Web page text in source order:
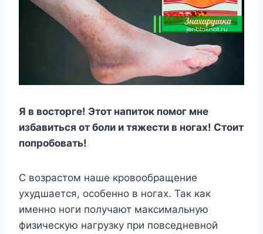
Я в восторге! Этот напиток помог мне
избавиться от боли и тяжести в ногах! Стоит
попробовать!
С возрастом наше кровообращение
ухудшается, особенно в ногах. Так как
именно ноги получают максимальную
физическую нагрузку при повседневной